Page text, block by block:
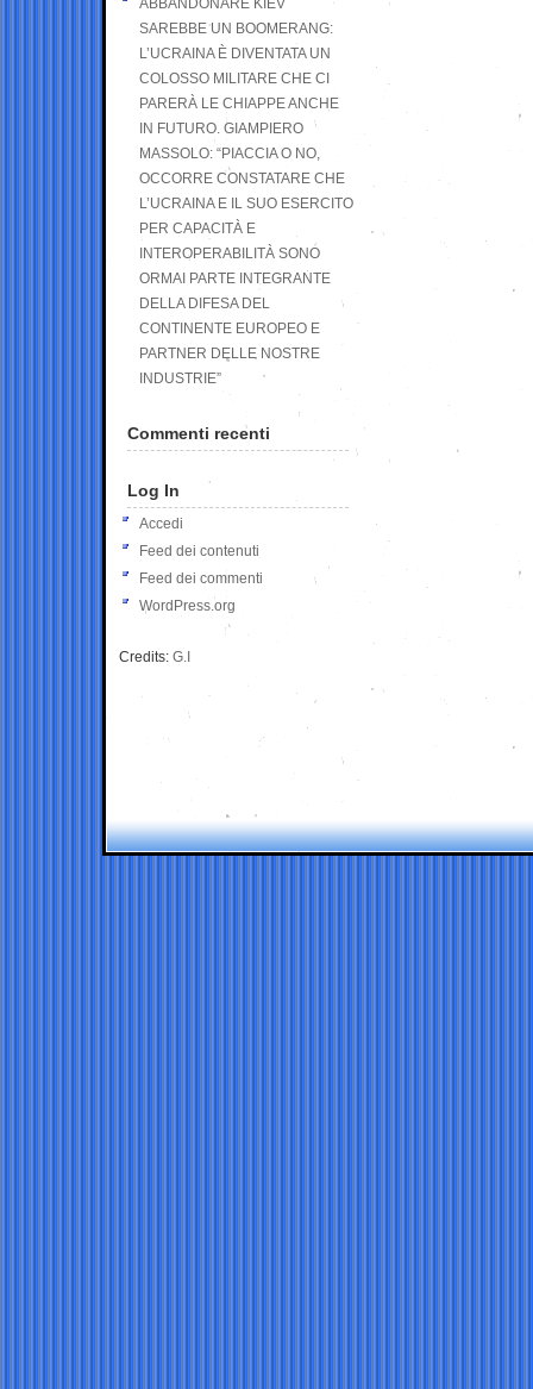
ABBANDONARE KIEV
SAREBBE UN BOOMERANG:
L’UCRAINA È DIVENTATA UN
COLOSSO MILITARE CHE CI
PARERÀ LE CHIAPPE ANCHE
IN FUTURO. GIAMPIERO
MASSOLO: “PIACCIA O NO,
OCCORRE CONSTATARE CHE
L’UCRAINA E IL SUO ESERCITO
PER CAPACITÀ E
INTEROPERABILITÀ SONO
ORMAI PARTE INTEGRANTE
DELLA DIFESA DEL
CONTINENTE EUROPEO E
PARTNER DELLE NOSTRE
INDUSTRIE”
Commenti recenti
Log In
Accedi
Feed dei contenuti
Feed dei commenti
WordPress.org
Credits: G.I